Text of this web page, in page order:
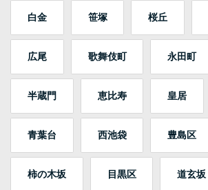
白金 笹塚 桜丘
広尾 歌舞伎町 永田町
半蔵門 恵比寿 皇居
青葉台 西池袋 豊島区
柿の木坂 目黒区 道玄坂